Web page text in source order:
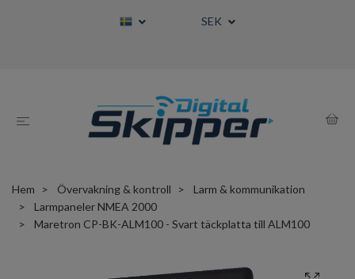
SEK
Hem Övervakning & kontroll
Larm & kommunikation
Larmpaneler NMEA 2000
Maretron CP-BK-ALM100 - Svart täckplatta till ALM100